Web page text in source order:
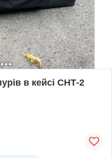
в кейсі СНТ-2